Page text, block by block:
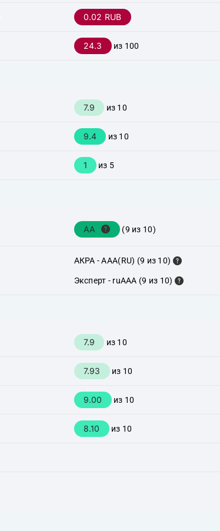
0.02 RUB
24.3 из 100
7.9 из 10
9.4 из 10
1 из 5
AA (9 из 10)
АКРА - AAA(RU) (9 из 10)
Эксперт - ruAAA (9 из 10)
7.9 из 10
7.93 из 10
9.00 из 10
8.10 из 10